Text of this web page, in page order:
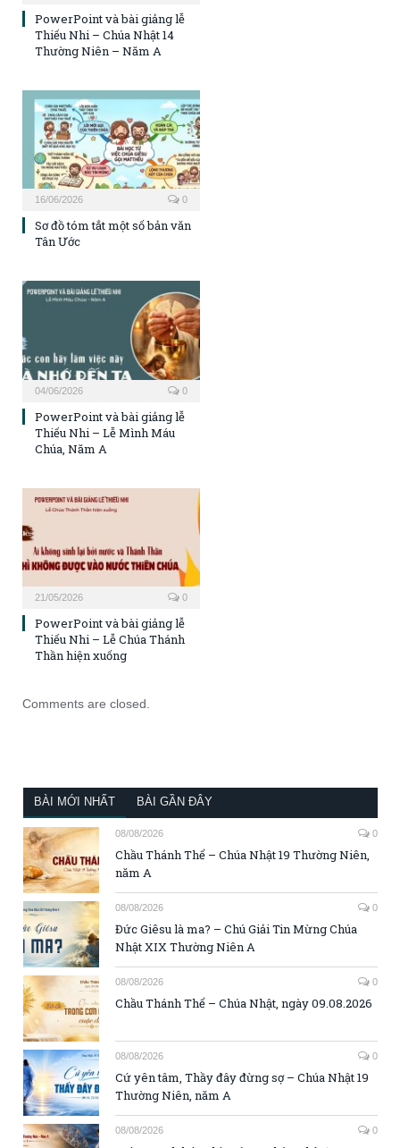
PowerPoint và bài giảng lễ
Thiếu Nhi – Chúa Nhật 14
Thường Niên – Năm A
16/06/2026 0
Sơ đồ tóm tắt một số bản văn
Tân Ước
04/06/2026 0
PowerPoint và bài giảng lễ
Thiếu Nhi – Lễ Mình Máu
Chúa, Năm A
21/05/2026 0
PowerPoint và bài giảng lễ
Thiếu Nhi – Lễ Chúa Thánh
Thần hiện xuống
Comments are closed.
BÀI MỚI NHẤT BÀI GẦN ĐÂY
08/08/2026 0
Chầu Thánh Thể – Chúa Nhật 19 Thường Niên,
năm A
08/08/2026 0
Đức Giêsu là ma? – Chú Giải Tin Mừng Chúa
Nhật XIX Thường Niên A
08/08/2026 0
Chầu Thánh Thể – Chúa Nhật, ngày 09.08.2026
08/08/2026 0
Cứ yên tâm, Thầy đây đừng sợ – Chúa Nhật 19
Thường Niên, năm A
08/08/2026 0